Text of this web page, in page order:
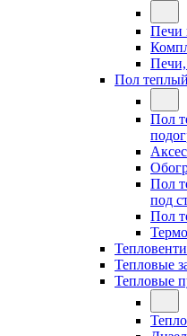
Печи
Пол
Пол
Пол
под
Пол
Тепловые
Тепловые